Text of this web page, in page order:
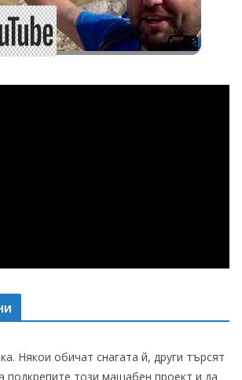
Някои обичат снагата й, други търсят
този мащабен проект и да